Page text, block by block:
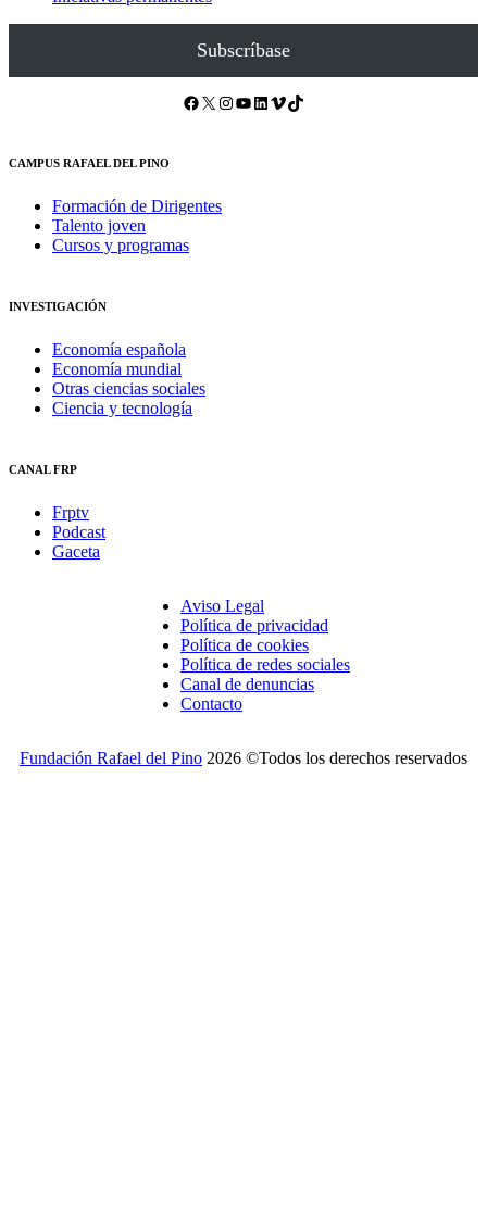
Subscríbase
Facebook X Instagram YouTube LinkedIn Vimeo TikTok
CAMPUS RAFAEL DEL PINO
Formación de Dirigentes
Talento joven
Cursos y programas
INVESTIGACIÓN
Economía española
Economía mundial
Otras ciencias sociales
Ciencia y tecnología
CANAL FRP
Frptv
Podcast
Gaceta
Aviso Legal
Política de privacidad
Política de cookies
Política de redes sociales
Canal de denuncias
Contacto
Fundación Rafael del Pino 2026 ©Todos los derechos reservados